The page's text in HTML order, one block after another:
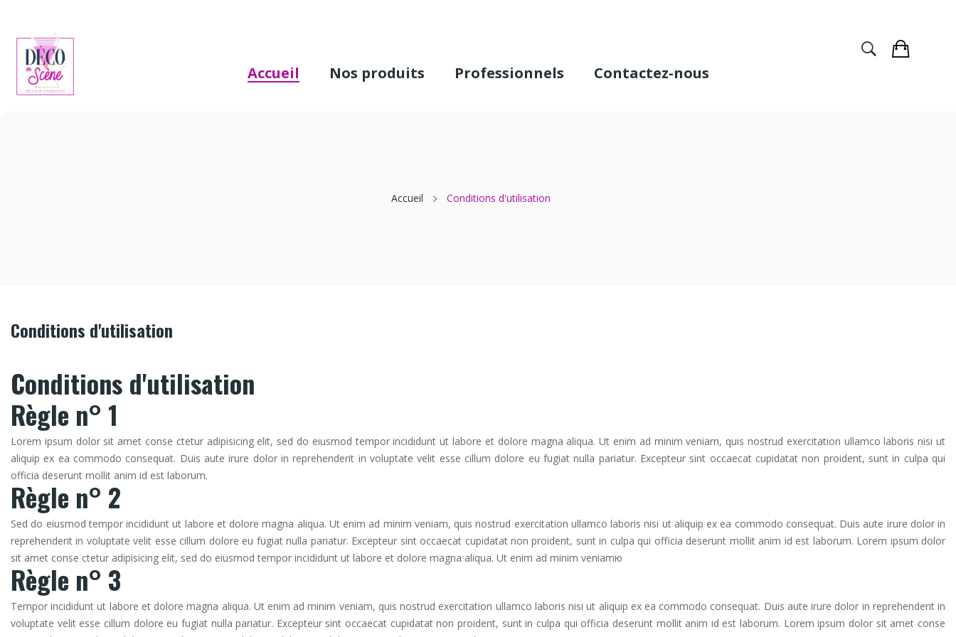
Accueil Nos produits Professionnels Contactez-nous
Accueil Conditions d'utilisation
Conditions d'utilisation
Conditions d'utilisation
Règle n° 1
Lorem ipsum dolor sit amet conse ctetur adipisicing elit, sed do eiusmod tempor incididunt ut labore et dolore magna aliqua. Ut enim ad minim veniam, quis nostrud exercitation ullamco laboris nisi ut
aliquip ex ea commodo consequat. Duis aute irure dolor in reprehenderit in voluptate velit esse cillum dolore eu fugiat nulla pariatur. Excepteur sint occaecat cupidatat non proident, sunt in culpa qui
officia deserunt mollit anim id est laborum.
Règle n° 2
Sed do eiusmod tempor incididunt ut labore et dolore magna aliqua. Ut enim ad minim veniam, quis nostrud exercitation ullamco laboris nisi ut aliquip ex ea commodo consequat. Duis aute irure dolor in
reprehenderit in voluptate velit esse cillum dolore eu fugiat nulla pariatur. Excepteur sint occaecat cupidatat non proident, sunt in culpa qui officia deserunt mollit anim id est laborum. Lorem ipsum dolor
sit amet conse ctetur adipisicing elit, sed do eiusmod tempor incididunt ut labore et dolore magna aliqua. Ut enim ad minim veniamю
Règle n° 3
Tempor incididunt ut labore et dolore magna aliqua. Ut enim ad minim veniam, quis nostrud exercitation ullamco laboris nisi ut aliquip ex ea commodo consequat. Duis aute irure dolor in reprehenderit in
voluptate velit esse cillum dolore eu fugiat nulla pariatur. Excepteur sint occaecat cupidatat non proident, sunt in culpa qui officia deserunt mollit anim id est laborum. Lorem ipsum dolor sit amet conse